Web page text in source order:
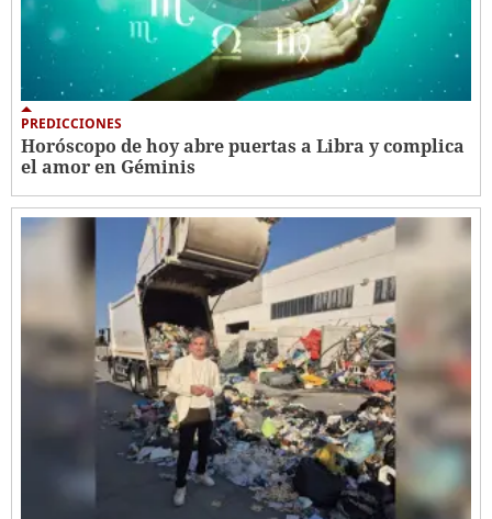
PREDICCIONES
Horóscopo de hoy abre puertas a Libra y complica
el amor en Géminis